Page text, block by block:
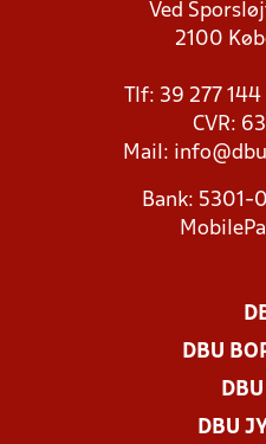
Ved
2100
Tlf: 39 277
CVR:
Mail:
Bank:
DBU
DBU